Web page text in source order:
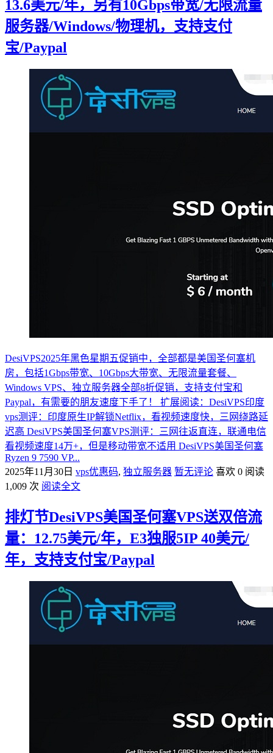
13.6美元/年，另有10Gbps带宽/无限流量
服务器/Windows/物理机，支持支付
宝/Paypal
DesiVPS2025年黑色星期五促销中，全部都是美国圣何塞机
房，包括1Gbps带宽、10Gbps大带宽、无限流量套餐、
Windows VPS、独立服务器全部8折促销，支持支付宝和
Paypal，有需要的朋友速度下手了！ 扩展阅读：DesiVPS印度
vps测评：印度原生IP解锁Netflix，看视频速度快，三网绕路延
迟高 DesiVPS美国圣何塞VPS测评：三网往返直连，联通电信
看视频速度14万+，但是移动带宽不适用 DesiVPS美国圣何塞
Ryzen 9 7590 VP...
2025年11月30日 vps优惠码, 独立服务器 暂无评论 喜欢 0 阅读
1,009 次 阅读全文
排灯节DesiVPS美国圣何塞VPS送双倍流
量：12.75美元/年，E3独服5IP 40美元/
年，支持支付宝/Paypal